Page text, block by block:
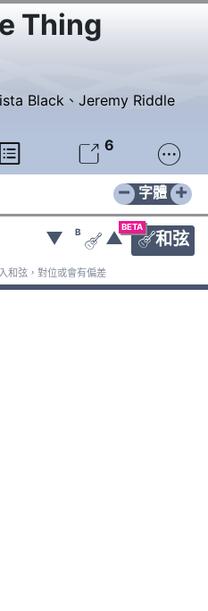
Thing
Black 、 Jeremy Riddle
  6 
− +
字體
BETA
和弦
▼ B
 ▲
和弦，對位或會有偏差
G　　D